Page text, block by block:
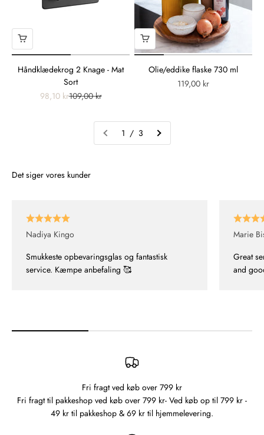
Håndklædekrog 2 Knage - Mat
Sort
98,10 kr109,00 kr
Olie/eddike flaske 730 ml
119,00 kr
1 / 3
Det siger vores kunder
Nadiya Kingo
Smukkeste opbevaringsglas og fantastisk
service. Kæmpe anbefaling 🥰
Marie
Great
and
Fri fragt ved køb over 799 kr
Fri fragt til pakkeshop ved køb over 799 kr- Ved køb op til 799 kr -
49 kr til pakkeshop & 69 kr til hjemmelevering.